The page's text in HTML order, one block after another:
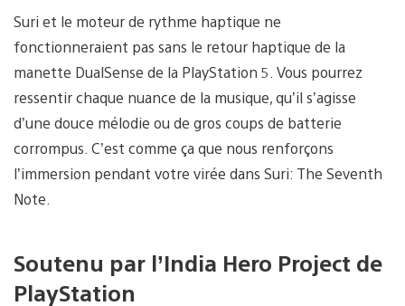
Suri et le moteur de rythme haptique ne
fonctionneraient pas sans le retour haptique de la
manette DualSense de la PlayStation 5. Vous pourrez
ressentir chaque nuance de la musique, qu’il s’agisse
d’une douce mélodie ou de gros coups de batterie
corrompus. C’est comme ça que nous renforçons
l’immersion pendant votre virée dans Suri: The Seventh
Note.
Soutenu par l’India Hero Project de
PlayStation